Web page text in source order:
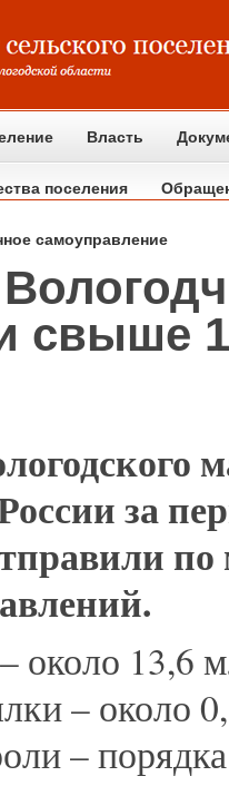
Власть
поселения
самоуправление
свыше
за
около 13,6
– около
–